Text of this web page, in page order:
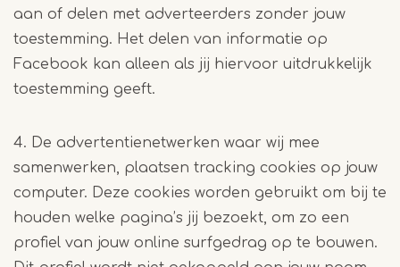
aan of delen met adverteerders zonder jouw
toestemming. Het delen van informatie op
Facebook kan alleen als jij hiervoor uitdrukkelijk
toestemming geeft.
4. De advertentienetwerken waar wij mee
samenwerken, plaatsen tracking cookies op jouw
computer. Deze cookies worden gebruikt om bij te
houden welke pagina’s jij bezoekt, om zo een
profiel van jouw online surfgedrag op te bouwen.